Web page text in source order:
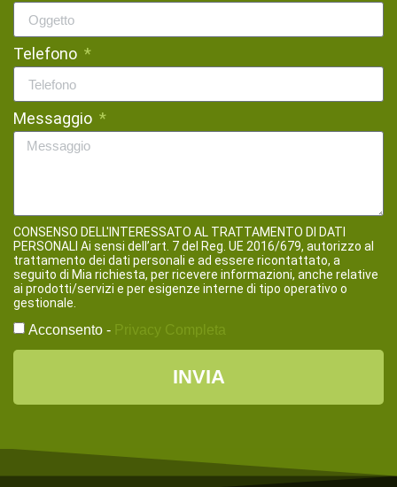
Telefono
Messaggio
CONSENSO DELL'INTERESSATO AL TRATTAMENTO DI DATI
PERSONALI Ai sensi dell’art. 7 del Reg. UE 2016/679, autorizzo al
trattamento dei dati personali e ad essere ricontattato, a
seguito di Mia richiesta, per ricevere informazioni, anche relative
ai prodotti/servizi e per esigenze interne di tipo operativo o
gestionale.
Acconsento - Privacy Completa
INVIA